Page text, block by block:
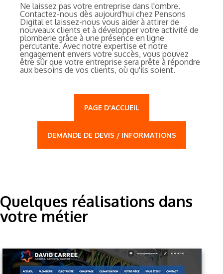
Ne laissez pas votre entreprise dans l'ombre.
Contactez-nous dès aujourd'hui chez Pensons
Digital et laissez-nous vous aider à attirer de
nouveaux clients et à développer votre activité de
plomberie grâce à une présence en ligne
percutante. Avec notre expertise et notre
engagement envers votre succès, vous pouvez
être sûr que votre entreprise sera prête à répondre
aux besoins de vos clients, où qu'ils soient.
PAGE D'ACCUEIL
DEMANDE DE DEVIS / INFORMATIONS
Quelques réalisations dans
votre métier